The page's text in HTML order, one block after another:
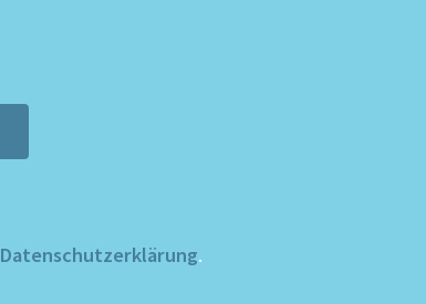
Datenschutzerklärung.